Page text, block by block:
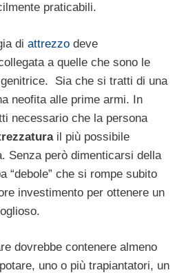
praticabili.
di attrezzo deve
a quelle che sono le
Sia che si tratti di una
neofita alle prime armi. In
necessario che la persona
il più possibile
Senza però dimenticarsi della
“debole” che si rompe subito
investimento per ottenere un
dovrebbe contenere almeno
uno o più trapiantatori, un